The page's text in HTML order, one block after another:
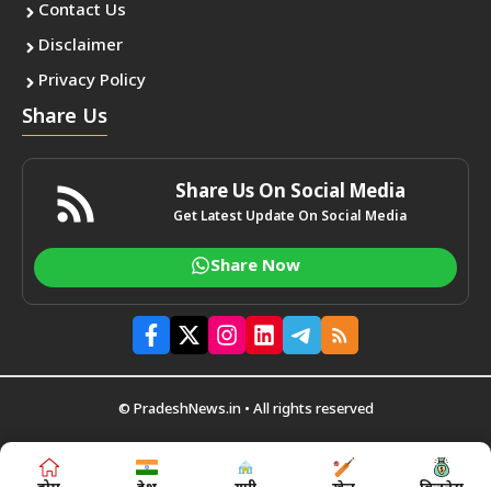
Contact Us
Disclaimer
Privacy Policy
Share Us
Share Us On Social Media
Get Latest Update On Social Media
Share Now
© PradeshNews.in • All rights reserved